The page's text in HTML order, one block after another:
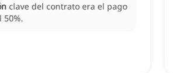
clave del contrato era el pago
50%.